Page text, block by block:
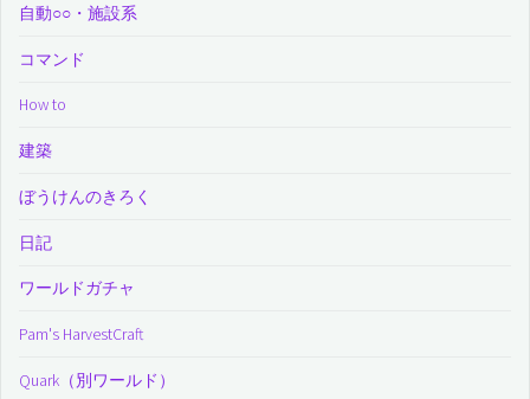
自動○○・施設系
コマンド
How to
建築
ぼうけんのきろく
日記
ワールドガチャ
Pam's HarvestCraft
Quark（別ワールド）